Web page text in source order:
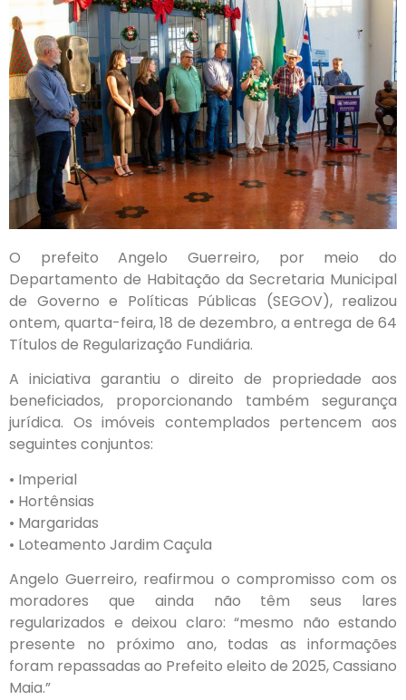
O prefeito Angelo Guerreiro, por meio do
Departamento de Habitação da Secretaria Municipal
de Governo e Políticas Públicas (SEGOV), realizou
ontem, quarta-feira, 18 de dezembro, a entrega de 64
Títulos de Regularização Fundiária.
A iniciativa garantiu o direito de propriedade aos
beneficiados, proporcionando também segurança
jurídica. Os imóveis contemplados pertencem aos
seguintes conjuntos:
• Imperial
• Hortênsias
• Margaridas
• Loteamento Jardim Caçula
Angelo Guerreiro, reafirmou o compromisso com os
moradores que ainda não têm seus lares
regularizados e deixou claro: “mesmo não estando
presente no próximo ano, todas as informações
foram repassadas ao Prefeito eleito de 2025, Cassiano
Maia.”